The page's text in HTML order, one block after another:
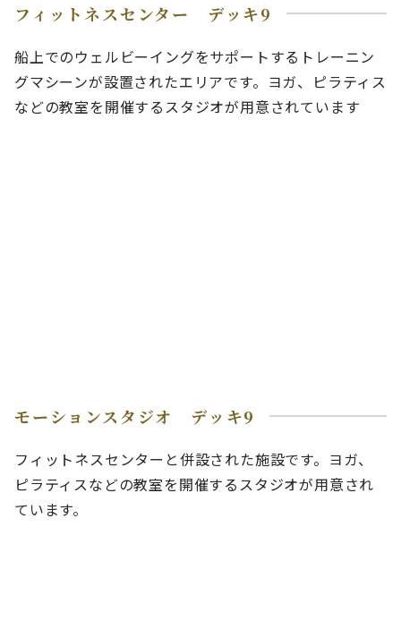
フィットネスセンター デッキ9
船上でのウェルビーイングをサポートするトレーニン
グマシーンが設置されたエリアです。ヨガ、ピラティス
などの教室を開催するスタジオが用意されています
モーションスタジオ デッキ9
フィットネスセンターと併設された施設です。ヨガ、
ピラティスなどの教室を開催するスタジオが用意され
ています。